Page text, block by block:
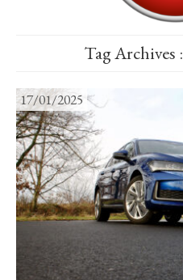
Tag Archives :
17/01/2025